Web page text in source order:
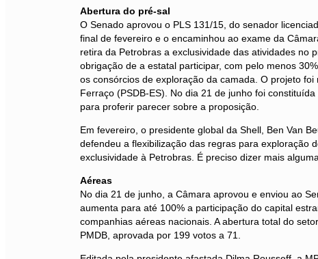
Abertura do pré-sal
O Senado aprovou o PLS 131/15, do senador
final de fevereiro e o encaminhou ao exame da
retira da Petrobras a exclusividade das atividades no
obrigação de a estatal participar, com pelo menos
os consórcios de exploração da camada. O projeto
Ferraço (PSDB-ES). No dia 21 de junho foi
para proferir parecer sobre a proposição.
Em fevereiro, o presidente global da Shell, Ben Van
defendeu a flexibilização das regras para exploração
exclusividade à Petrobras. É preciso dizer mais
Aéreas
No dia 21 de junho, a Câmara aprovou e enviou ao
aumenta para até 100% a participação do capital
companhias aéreas nacionais. A abertura total do
PMDB, aprovada por 199 votos a 71.